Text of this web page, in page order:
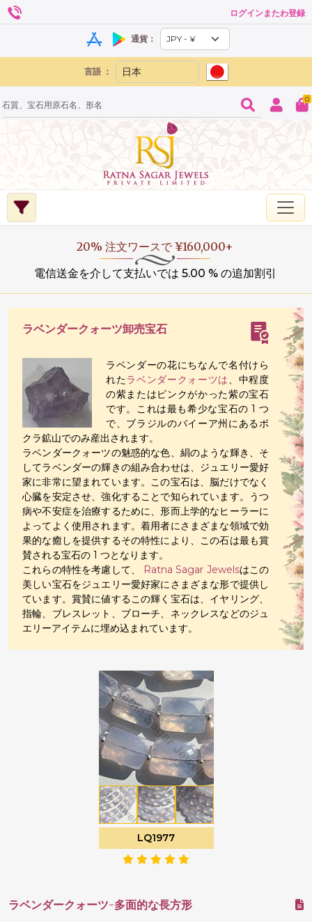
ログインまたわ登録
通貨：
言語 ：
0
20% 注文ワースで ¥160,000+
電信送金を介して支払いでは 5.00 % の追加割引
ラベンダークォーツ卸売宝石
ラベンダーの花にちなんで名付けら
れたラベンダークォーツは、中程度
の紫またはピンクがかった紫の宝石
です。これは最も希少な宝石の 1 つ
で、ブラジルのバイーア州にあるボ
クラ鉱山でのみ産出されます。
ラベンダークォーツの魅惑的な色、絹のような輝き、そ
してラベンダーの輝きの組み合わせは、ジュエリー愛好
家に非常に望まれています。この宝石は、脳だけでなく
心臓を安定させ、強化することで知られています。うつ
病や不安症を治療するために、形而上学的なヒーラーに
よってよく使用されます。着用者にさまざまな領域で効
果的な癒しを提供するその特性により、この石は最も賞
賛される宝石の 1 つとなります。
これらの特性を考慮して、
Ratna Sagar Jewelsはこの
美しい宝石をジュエリー愛好家にさまざまな形で提供し
ています。賞賛に値するこの輝く宝石は、イヤリング、
指輪、ブレスレット、ブローチ、ネックレスなどのジュ
エリーアイテムに埋め込まれています。
LQ1977
ラベンダークォーツ-多面的な長方形